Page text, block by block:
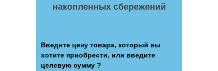
накопленных сбережений
Введите цену товара, который вы
хотите приобрести, или введите
целевую сумму ?